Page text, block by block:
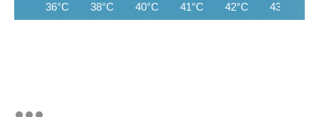
36°C 38°C 40°C 41°C 42°C 43°C